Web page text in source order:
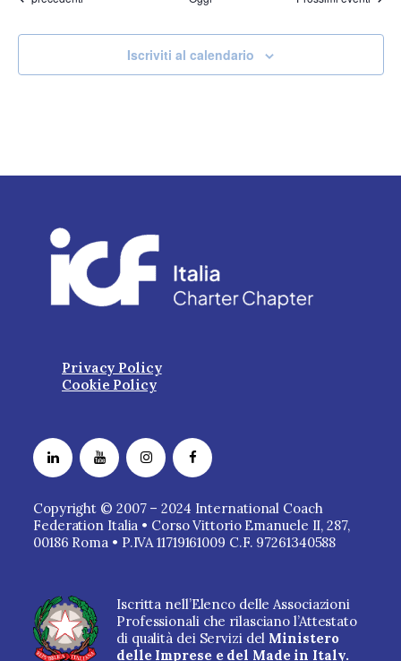
Iscriviti al calendario
Privacy Policy
Cookie Policy
Copyright © 2007 – 2024 International Coach
Federation Italia • Corso Vittorio Emanuele II, 287,
00186 Roma • P.IVA 11719161009 C.F. 97261340588
Iscritta nell’Elenco delle Associazioni
Professionali che rilasciano l’Attestato
di qualità dei Servizi del Ministero
delle Imprese e del Made in Italy.